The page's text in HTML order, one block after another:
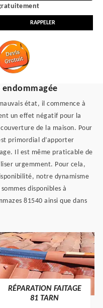
état, il commence à
un effet négatif pour la
de la maison. Pour
primordial d’apporter
Il est même praticable de
urgemment. Pour cela,
notre dynamisme
disponibles à
81540 ainsi que dans
RÉPARATION FAITAGE
81 TARN